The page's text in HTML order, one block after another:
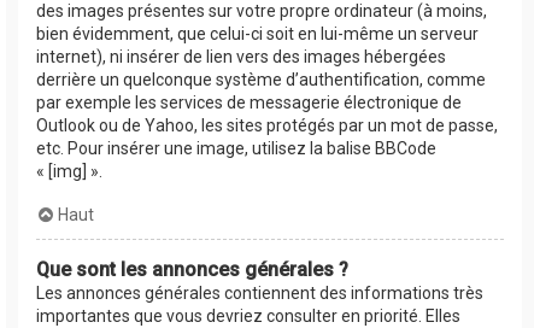
des images présentes sur votre propre ordinateur (à moins,
bien évidemment, que celui-ci soit en lui-même un serveur
internet), ni insérer de lien vers des images hébergées
derrière un quelconque système d’authentification, comme
par exemple les services de messagerie électronique de
Outlook ou de Yahoo, les sites protégés par un mot de passe,
etc. Pour insérer une image, utilisez la balise BBCode
« [img] ».
Haut
Que sont les annonces générales ?
Les annonces générales contiennent des informations très
importantes que vous devriez consulter en priorité. Elles